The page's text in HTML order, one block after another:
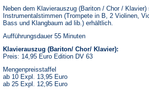
Neben dem Klavierauszug (Bariton / Chor /
Instrumentalstimmen (Trompete in B, 2 Violinen,
Bass und Klangbaum ad lib.) erhältlich.
Aufführungsdauer 55 Minuten
Klavierauszug (Bariton/ Chor/ Klavier):
Preis: 14,95 Euro Edition DV 63
Mengenpreisstaffel
ab 10 Expl. 13,95 Euro
ab 25 Expl. 12,95 Euro